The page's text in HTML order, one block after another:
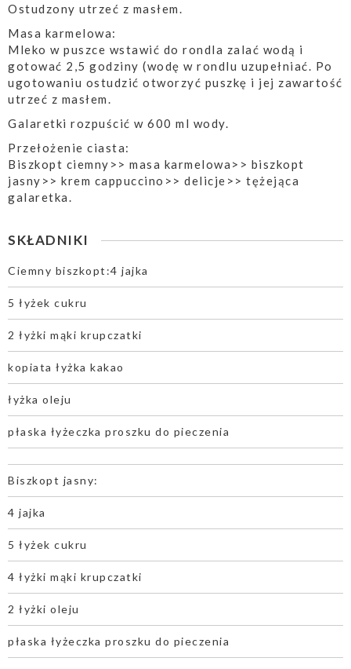
Ostudzony utrzeć z masłem.
Masa karmelowa:
Mleko w puszce wstawić do rondla zalać wodą i
gotować 2,5 godziny (wodę w rondlu uzupełniać. Po
ugotowaniu ostudzić otworzyć puszkę i jej zawartość
utrzeć z masłem.
Galaretki rozpuścić w 600 ml wody.
Przełożenie ciasta:
Biszkopt ciemny>> masa karmelowa>> biszkopt
jasny>> krem cappuccino>> delicje>> tężejąca
galaretka.
SKŁADNIKI
Ciemny biszkopt:4 jajka
5 łyżek cukru
2 łyżki mąki krupczatki
kopiata łyżka kakao
łyżka oleju
płaska łyżeczka proszku do pieczenia
Biszkopt jasny:
4 jajka
5 łyżek cukru
4 łyżki mąki krupczatki
2 łyżki oleju
płaska łyżeczka proszku do pieczenia